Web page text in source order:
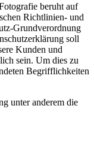
beruht auf
Richtlinien- und
Grundverordnung
soll
Kunden und
sein. Um dies zu
Begrifflichkeiten
unter anderem die